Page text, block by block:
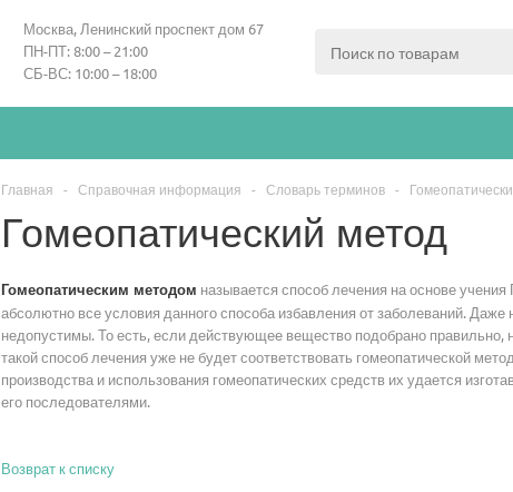
Москва, Ленинский проспект дом 67
ПН-ПТ: 8:00 – 21:00
СБ-ВС: 10:00 – 18:00
Главная - Справочная информация - Словарь терминов -
Гомеопатический метод
Гомеопатическим методом называется способ лечения на основе
абсолютно все условия данного способа избавления от заболеваний.
недопустимы. То есть, если действующее вещество подобрано правильно,
такой способ лечения уже не будет соответствовать гомеопатической
производства и использования гомеопатических средств их удается
его последователями.
Возврат к списку